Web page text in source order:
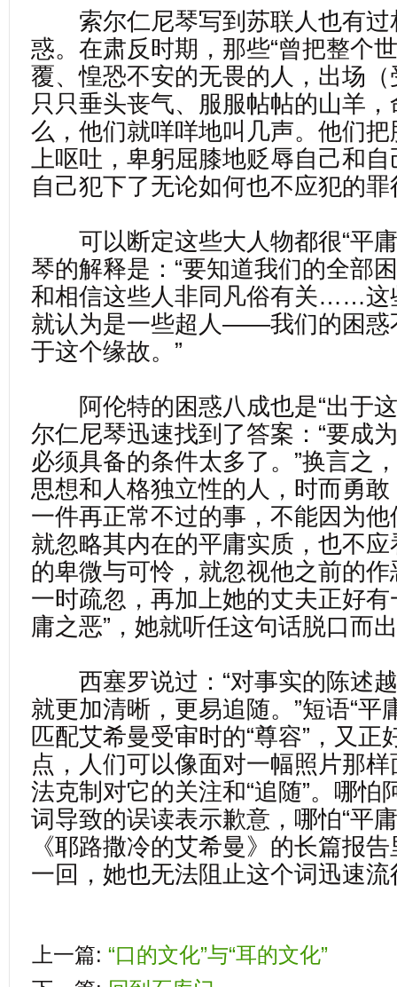
索尔仁尼琴写到苏联人也有过
惑。在肃反时期，那些“曾把整个
覆、惶恐不安的无畏的人，出场
只只垂头丧气、服服帖帖的山羊
么，他们就咩咩地叫几声。他们
上呕吐，卑躬屈膝地贬辱自己和
自己犯下了无论如何也不应犯的罪
可以断定这些大人物都很“平庸
琴的解释是：“要知道我们的全部
和相信这些人非同凡俗有关……这
就认为是一些超人——我们的困惑
于这个缘故。”
阿伦特的困惑八成也是“出于这
尔仁尼琴迅速找到了答案：“要成
必须具备的条件太多了。”换言之
思想和人格独立性的人，时而勇
一件再正常不过的事，不能因为
就忽略其内在的平庸实质，也不
的卑微与可怜，就忽视他之前的
一时疏忽，再加上她的丈夫正好有
庸之恶”，她就听任这句话脱口而
西塞罗说过：“对事实的陈述
就更加清晰，更易追随。”短语“平
匹配艾希曼受审时的“尊容”，又正
点，人们可以像面对一幅照片那
法克制对它的关注和“追随”。哪怕
词导致的误读表示歉意，哪怕“平
《耶路撒冷的艾希曼》的长篇报
一回，她也无法阻止这个词迅速流
上一篇: “口的文化”与“耳的文化”